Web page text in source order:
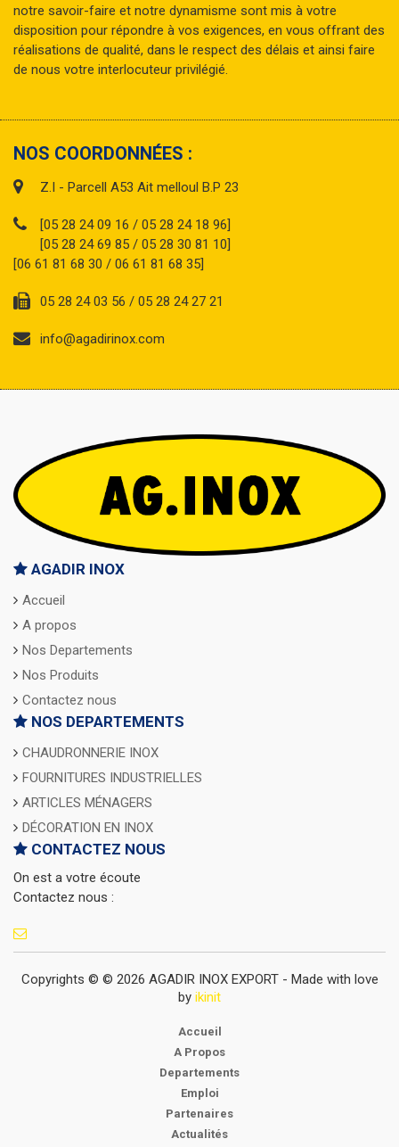
notre savoir-faire et notre dynamisme sont mis à votre
disposition pour répondre à vos exigences, en vous offrant des
réalisations de qualité, dans le respect des délais et ainsi faire
de nous votre interlocuteur privilégié.
NOS COORDONNÉES :
Z.I - Parcell A53 Ait melloul B.P 23
[05 28 24 09 16 / 05 28 24 18 96]
[05 28 24 69 85 / 05 28 30 81 10]
[06 61 81 68 30 / 06 61 81 68 35]
05 28 24 03 56 / 05 28 24 27 21
info@agadirinox.com
AGADIR INOX
Accueil
A propos
Nos Departements
Nos Produits
Contactez nous
NOS DEPARTEMENTS
CHAUDRONNERIE INOX
FOURNITURES INDUSTRIELLES
ARTICLES MÉNAGERS
DÉCORATION EN INOX
CONTACTEZ NOUS
On est a votre écoute
Contactez nous :
Copyrights © © 2026 AGADIR INOX EXPORT - Made with love
by ikinit
Accueil
A Propos
Departements
Emploi
Partenaires
Actualités